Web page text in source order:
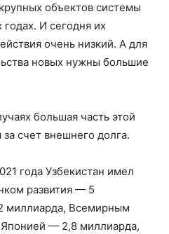
объектов системы
И сегодня их
очень низкий. А для
новых нужны большие
большая часть этой
счет внешнего долга.
года Узбекистан имел
развития — 5
миллиарда, Всемирным
— 2,8 миллиарда,